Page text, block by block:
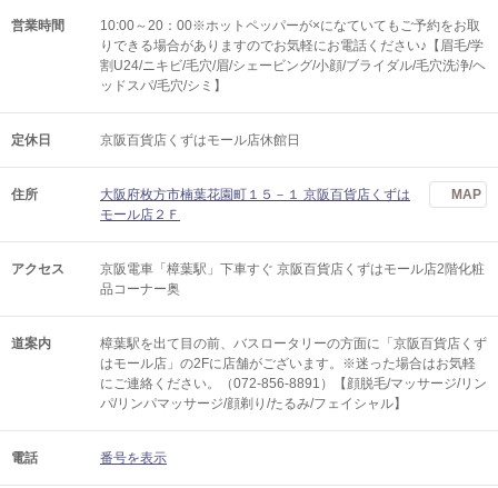
営業時間
10:00～20：00※ホットペッパーが×になていてもご予約をお取
りできる場合がありますのでお気軽にお電話ください♪【眉毛/学
割U24/ニキビ/毛穴/眉/シェービング/小顔/ブライダル/毛穴洗浄/ヘ
ッドスパ/毛穴/シミ】
定休日 京阪百貨店くずはモール店休館日
住所
大阪府枚方市楠葉花園町１５－１ 京阪百貨店くずは
モール店２Ｆ
MAP
アクセス
京阪電車「樟葉駅」下車すぐ 京阪百貨店くずはモール店2階化粧
品コーナー奥
道案内
樟葉駅を出て目の前、バスロータリーの方面に「京阪百貨店くず
はモール店」の2Fに店舗がございます。※迷った場合はお気軽
にご連絡ください。（072-856-8891）【顔脱毛/マッサージ/リン
パ/リンパマッサージ/顔剃り/たるみ/フェイシャル】
電話 番号を表示